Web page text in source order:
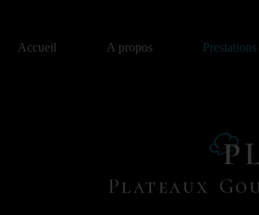
Accueil A propos Prestations
Plateaux